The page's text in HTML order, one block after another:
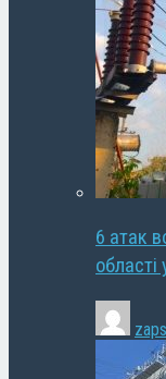
6 атак
області